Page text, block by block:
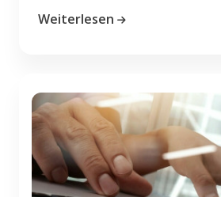
Weiterlesen